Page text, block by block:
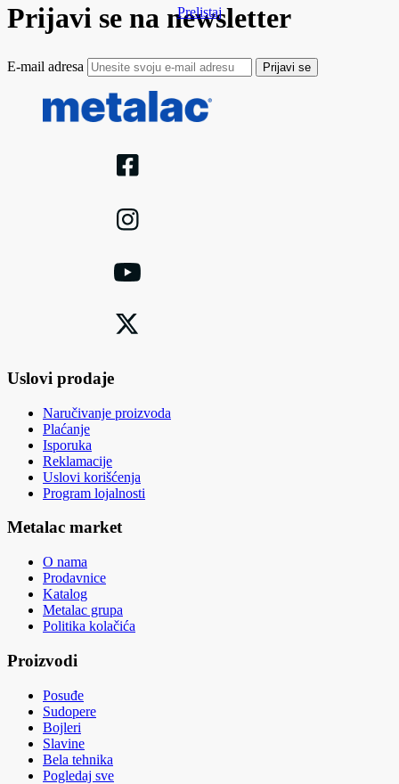
Prelistaj
Prijavi se na newsletter
E-mail adresa Prijavi se
Uslovi prodaje
Naručivanje proizvoda
Plaćanje
Isporuka
Reklamacije
Uslovi korišćenja
Program lojalnosti
Metalac market
O nama
Prodavnice
Katalog
Metalac grupa
Politika kolačića
Proizvodi
Posuđe
Sudopere
Bojleri
Slavine
Bela tehnika
Pogledaj sve